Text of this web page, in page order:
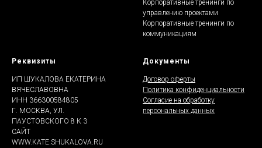
Корпоративные тренинги по
управлению проектами
Корпоративные тренинги по
коммуникациям
Реквизиты
ИП ШУКАЛОВА ЕКАТЕРИНА
ВЯЧЕСЛАВОВНА
ИНН 366300584805
Г. МОСКВА, УЛ.
ПАУСТОВСКОГО 8 К 3
САЙТ
WWW.KATE.SHUKALOVA.RU
Документы
Договор оферты
Политика конфиденциальности
Согласие на обработку
персональных данных